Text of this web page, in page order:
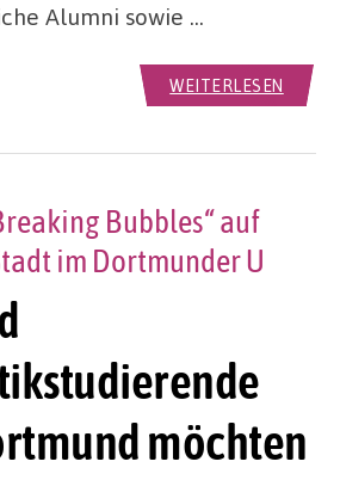
Alumni sowie …
WEITERLESEN
möchten
Bubbles“ auf
im Dortmunder U